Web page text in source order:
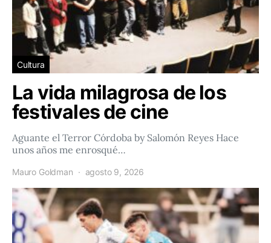
Cultura
La vida milagrosa de los
festivales de cine
Aguante el Terror Córdoba by Salomón Reyes Hace
unos años me enrosqué…
Mauro Goldman agosto 9, 2026